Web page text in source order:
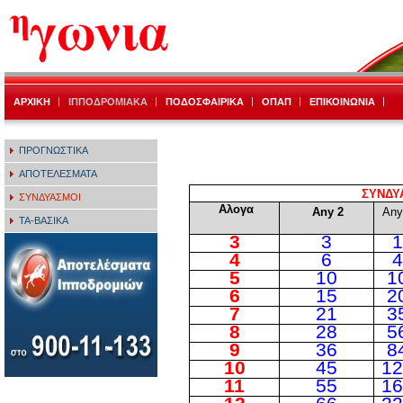
ΑΡΧΙΚΗ ΙΠΠΟΔΡΟΜΙΑΚΑ ΠΟΔΟΣΦΑΙΡΙΚΑ ΟΠΑΠ ΕΠΙΚΟΙΝΩΝΙΑ
ΠΡΟΓΝΩΣΤΙΚΑ
ΑΠΟΤΕΛΕΣΜΑΤΑ
ΣΥΝΔΥΑΣΜΟΙ
ΤΑ-ΒΑΣΙΚΑ
Αλογα
Any2
3 3
1
4
6
4
5
10
6
15
7
21
8
28
9
36
10
45
11
55